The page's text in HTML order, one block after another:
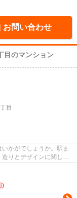
お問い合わせ
目のマンション
目
かがでしょうか。駅ま
りとデザインに関し
)